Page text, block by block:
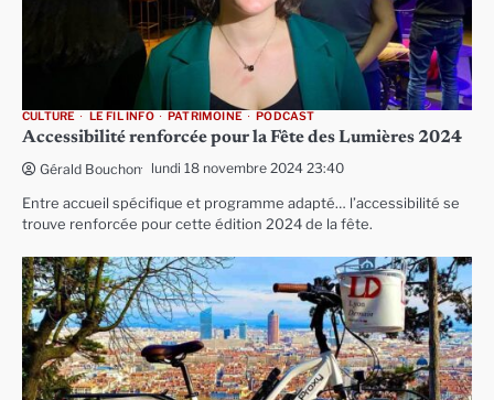
CULTURE LE FIL INFO PATRIMOINE PODCAST
Accessibilité renforcée pour la Fête des Lumières 2024
Gérald Bouchon lundi 18 novembre 2024 23:40
Entre accueil spécifique et programme adapté… l’accessibilité se
trouve renforcée pour cette édition 2024 de la fête.